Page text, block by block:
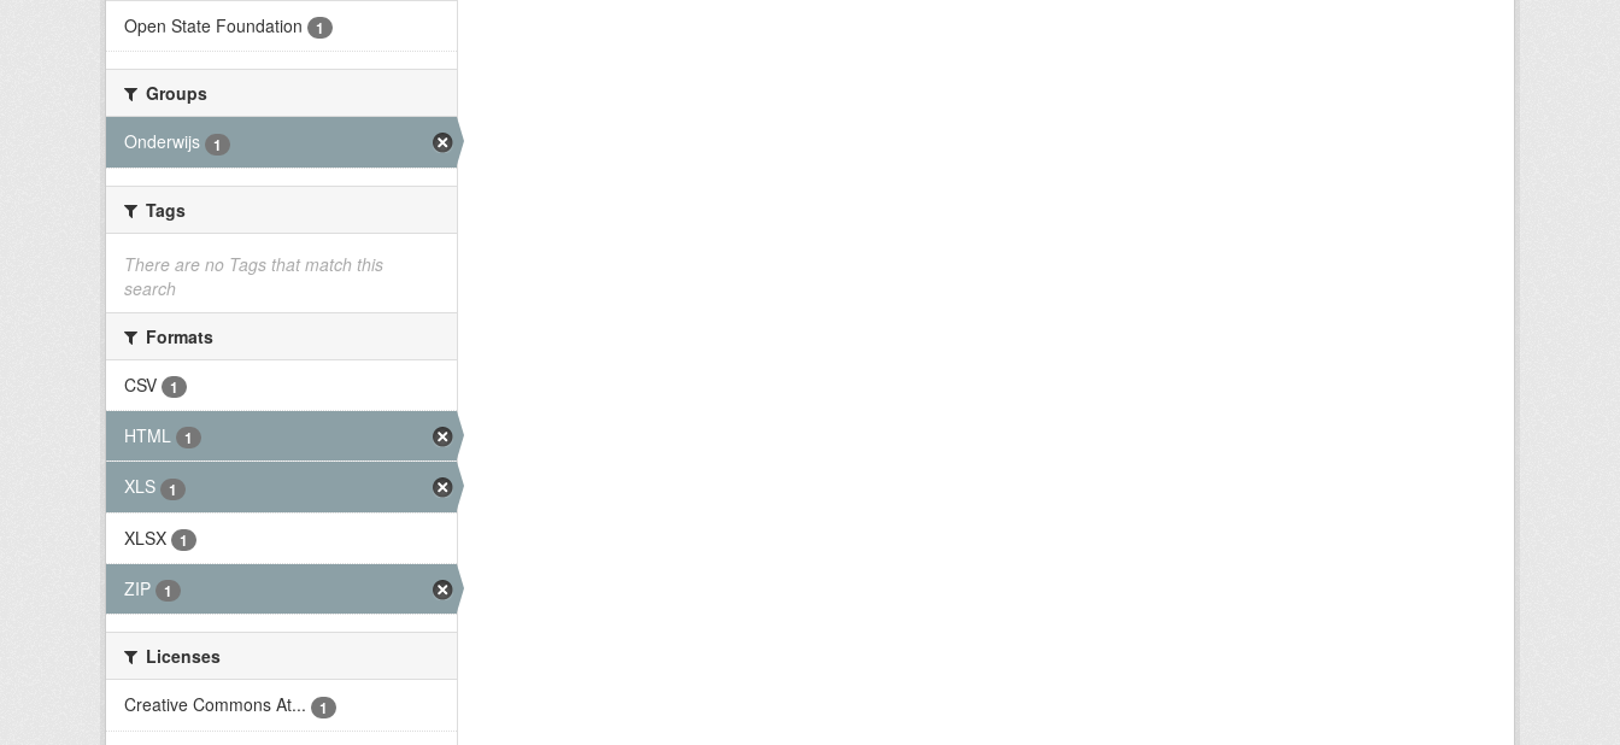
Open State Foundation
1
Groups
Onderwijs
1
Tags
There are no Tags that match this
search
Formats
CSV
1
HTML 1
XLS 1
XLSX 1
ZIP 1
Licenses
Creative Commons At...
1